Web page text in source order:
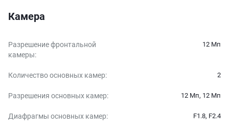
Камера
Разрешение фронтальной
камеры:
12 Мп
Количество основных камер: 2
Разрешения основных камер: 12 Мп, 12 Мп
Диафрагмы основных камер: F1.8, F2.4